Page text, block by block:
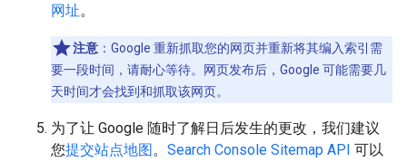
网址。
注意 ：Google 重新抓取您的网页并重新将其编入索引需
要一段时间，请耐心等待。网页发布后，Google 可能需要几
天时间才会找到和抓取该网页。
为了让 Google 随时了解日后发生的更改，我们建议
您提交站点地图。 Search Console Sitemap API 可以